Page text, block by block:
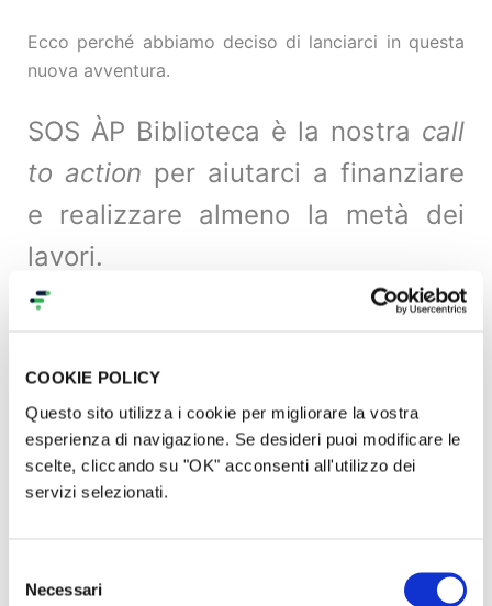
COOKIE POLICY
Questo sito utilizza i cookie per migliorare la vostra
esperienza di navigazione. Se desideri puoi modificare le
scelte, cliccando su "OK" acconsenti all'utilizzo dei
servizi selezionati.
delNecessari
Ecco perché abbiamo deciso di lanciarci in questa
nuova avventura.
SOS ÀP Biblioteca è la nostra call
to action per aiutarci a finanziare
e realizzare almeno la metà dei
lavori.
L’obiettivo è raccogliere 15.000
euro in quaranta giorni per far
partire il cantiere della biblioteca!
PERCHÈ SOSTENERCI
pensiamo sia arrivato il momento di riaprire la
biblioteca della scuola e restituirla innanzitutto ai